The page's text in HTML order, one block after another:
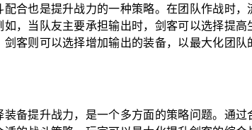
合也是提升战力的一种策略。在团队作战时
，当队友主要承担输出时，剑客可以选择提
客则可以选择增加输出的装备，以最大化团队
备提升战力，是一个多方面的策略问题。通